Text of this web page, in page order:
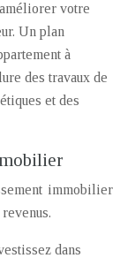
votre
Un plan
à
des travaux de
et des
immobilier
dans